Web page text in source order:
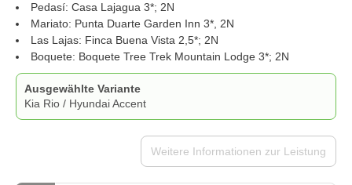
Pedasí: Casa Lajagua 3*; 2N
Mariato: Punta Duarte Garden Inn 3*, 2N
Las Lajas: Finca Buena Vista 2,5*; 2N
Boquete: Boquete Tree Trek Mountain Lodge 3*; 2N
Ausgewählte Variante
Kia Rio / Hyundai Accent
Weitere Informationen zur Leistung